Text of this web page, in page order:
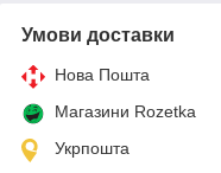
Умови доставки
Нова Пошта
Магазини Rozetka
Укрпошта